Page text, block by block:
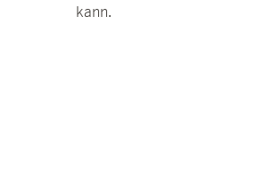
kann.